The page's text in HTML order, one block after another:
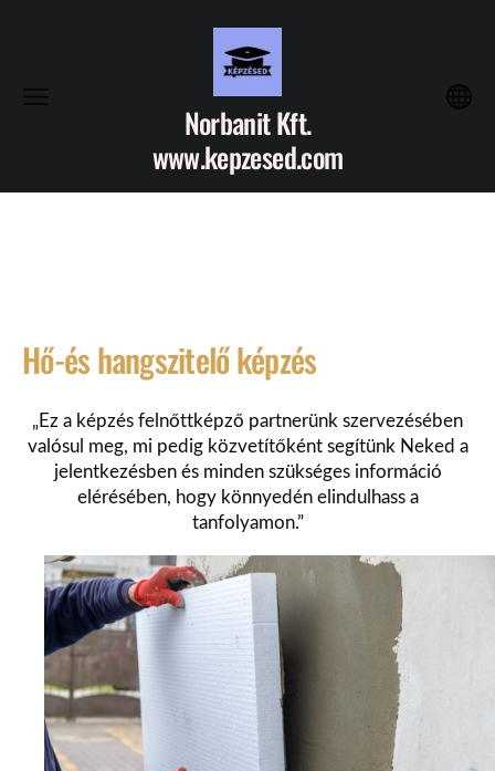
Norbanit Kft.
www.kepzesed.com
Hő-és hangszitelő képzés
„Ez a képzés felnőttképző partnerünk szervezésében
valósul meg, mi pedig közvetítőként segítünk Neked a
jelentkezésben és minden szükséges információ
elérésében, hogy könnyedén elindulhass a
tanfolyamon.”